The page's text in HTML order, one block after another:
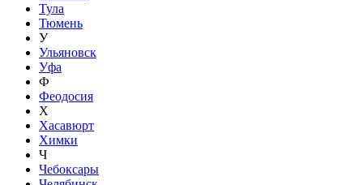
Тула
Тюмень
У
Ульяновск
Уфа
Ф
Феодосия
Х
Хасавюрт
Химки
Ч
Чебоксары